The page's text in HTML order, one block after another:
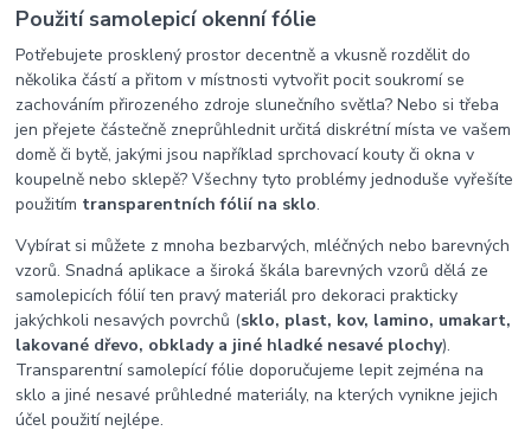
Použití samolepicí okenní fólie
Potřebujete prosklený prostor decentně a vkusně rozdělit do
několika částí a přitom v místnosti vytvořit pocit soukromí se
zachováním přirozeného zdroje slunečního světla? Nebo si třeba
jen přejete částečně zneprůhlednit určitá diskrétní místa ve vašem
domě či bytě, jakými jsou například sprchovací kouty či okna v
koupelně nebo sklepě? Všechny tyto problémy jednoduše vyřešíte
použitím transparentních fólií na sklo.
Vybírat si můžete z mnoha bezbarvých, mléčných nebo barevných
vzorů. Snadná aplikace a široká škála barevných vzorů dělá ze
samolepicích fólií ten pravý materiál pro dekoraci prakticky
jakýchkoli nesavých povrchů (sklo, plast, kov, lamino, umakart,
lakované dřevo, obklady a jiné hladké nesavé plochy).
Transparentní samolepící fólie doporučujeme lepit zejména na
sklo a jiné nesavé průhledné materiály, na kterých vynikne jejich
účel použití nejlépe.